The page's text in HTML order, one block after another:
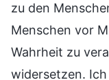
zu den
Menschen vor
Wahrheit zu
widersetzen.